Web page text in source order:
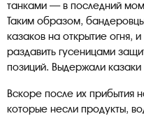
танками — в последний
Таким образом,
казаков на открытие огня,
раздавить гусеницами
позиций. Выдержали казаки
Вскоре после их прибытия
которые несли продукты,